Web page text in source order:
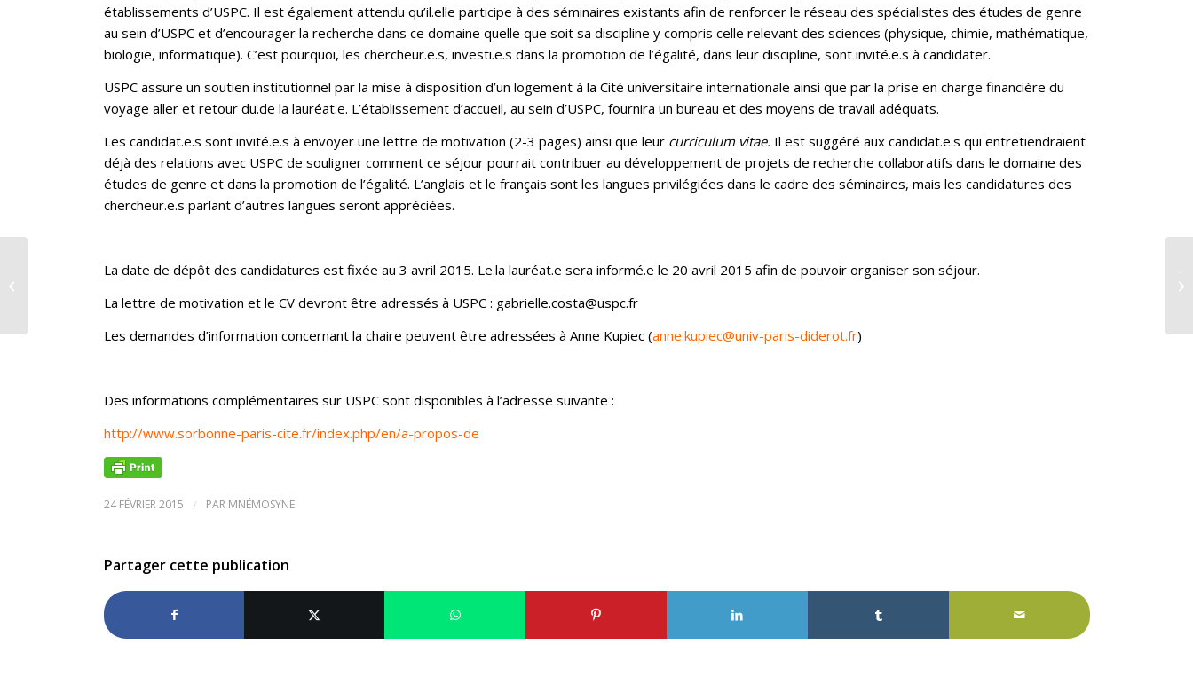
établissements d’USPC. Il est également attendu qu’il.elle participe à des séminaires existants afin de renforcer le réseau des spécialistes des études de genre
au sein d’USPC et d’encourager la recherche dans ce domaine quelle que soit sa discipline y compris celle relevant des sciences (physique, chimie, mathématique,
biologie, informatique). C’est pourquoi, les chercheur.e.s, investi.e.s dans la promotion de l’égalité, dans leur discipline, sont invité.e.s à candidater.
USPC assure un soutien institutionnel par la mise à disposition d’un logement à la Cité universitaire internationale ainsi que par la prise en charge financière du
voyage aller et retour du.de la lauréat.e. L’établissement d’accueil, au sein d’USPC, fournira un bureau et des moyens de travail adéquats.
Les candidat.e.s sont invité.e.s à envoyer une lettre de motivation (2-3 pages) ainsi que leur curriculum vitae. Il est suggéré aux candidat.e.s qui entretiendraient
déjà des relations avec USPC de souligner comment ce séjour pourrait contribuer au développement de projets de recherche collaboratifs dans le domaine des
études de genre et dans la promotion de l’égalité. L’anglais et le français sont les langues privilégiées dans le cadre des séminaires, mais les candidatures des
chercheur.e.s parlant d’autres langues seront appréciées.
La date de dépôt des candidatures est fixée au 3 avril 2015. Le.la lauréat.e sera informé.e le 20 avril 2015 afin de pouvoir organiser son séjour.
La lettre de motivation et le CV devront être adressés à USPC : gabrielle.costa@uspc.fr
Les demandes d’information concernant la chaire peuvent être adressées à Anne Kupiec (anne.kupiec@univ-paris-diderot.fr)
Des informations complémentaires sur USPC sont disponibles à l’adresse suivante :
http://www.sorbonne-paris-cite.fr/index.php/en/a-propos-de
24 FÉVRIER 2015 / PAR MNÉMOSYNE
Partager cette publication
EPWS Interview of the